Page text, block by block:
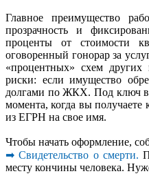
Главное преимущество
прозрачность и
проценты от стоимости
оговоренный гонорар за
«процентных» схем других
риски: если имущество
долгами по ЖКХ. Под ключ
момента, когда вы
из ЕГРН на свое имя.
Чтобы начать оформление,
➡ Свидетельство о смерти.
месту кончины человека.